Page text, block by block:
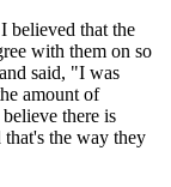
believed that the
with them on so
said, "I was
amount of
there is
that's the way they